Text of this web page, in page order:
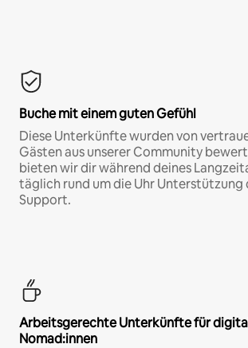
Buche mit einem guten Gefühl
Diese Unterkünfte wurden von
Gästen aus unserer Community
bieten wir dir während deines
täglich rund um die Uhr Unterstützung
Support.
Arbeitsgerechte Unterkünfte für
Nomad:innen